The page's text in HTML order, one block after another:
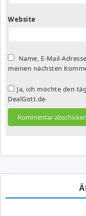
Website
Name, E-Mail-
meinen nächsten
Ja, ich möchte den
DealGott.de